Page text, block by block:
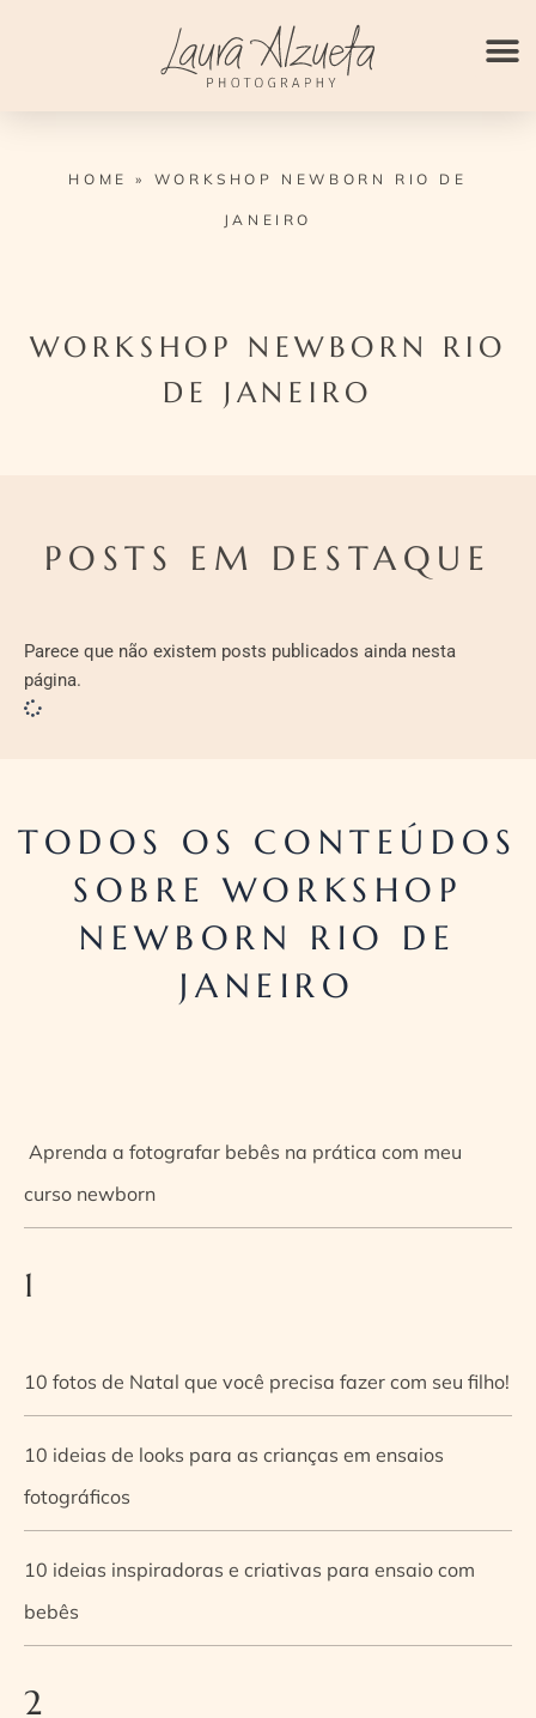
HOME » WORKSHOP NEWBORN RIO DE
JANEIRO
WORKSHOP NEWBORN RIO
DE JANEIRO
POSTS EM DESTAQUE
Parece que não existem posts publicados ainda nesta
página.
TODOS OS CONTEÚDOS
SOBRE WORKSHOP
NEWBORN RIO DE
JANEIRO
Aprenda a fotografar bebês na prática com meu
curso newborn
1
10 fotos de Natal que você precisa fazer com seu filho!
10 ideias de looks para as crianças em ensaios
fotográficos
10 ideias inspiradoras e criativas para ensaio com
bebês
2